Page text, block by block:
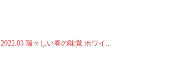
2022.03 瑞々しい春の味覚 ホワイ...